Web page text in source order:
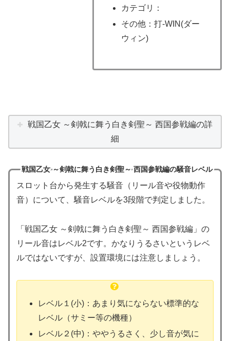
カテゴリ：
その他：打-WIN(ダー
ウィン)
戦国乙女 ～剣戟に舞う白き剣聖～ 西国参戦編の詳
細
戦国乙女 ～剣戟に舞う白き剣聖～ 西国参戦編の騒音レベル
スロット台から発生する騒音（リール音や役物動作
音）について、騒音レベルを3段階で判定しました。
「戦国乙女 ～剣戟に舞う白き剣聖～ 西国参戦編」の
リール音はレベル2です。かなりうるさいというレベ
ルではないですが、設置環境には注意しましょう。
レベル１(小)：あまり気にならない標準的な
レベル（サミー等の機種）
レベル２(中)：ややうるさく、少し音が気に